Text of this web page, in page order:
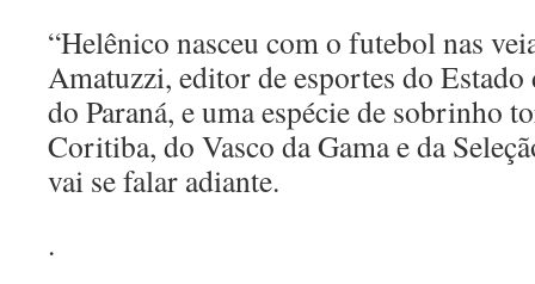
“Helênico nasceu com o futebol nas
Amatuzzi, editor de esportes do
do Paraná, e uma espécie de sobrinho
Coritiba, do Vasco da Gama e da
vai se falar adiante.
.